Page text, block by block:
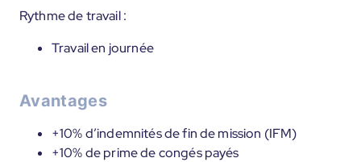
Rythme de travail :
Travail en journée
Avantages
+10% d’indemnités de fin de mission (IFM)
+10% de prime de congés payés